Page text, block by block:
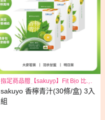
指定商品贈【sakuyo】Fit Bio 比菲
德氏菌盒裝版15日份(15條/盒)*1盒
sakuyo 香檸青汁(30條/盒) 3入
組